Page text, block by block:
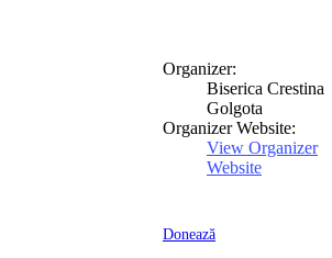
Organizer:
Biserica Crestina
Golgota
Organizer Website:
View Organizer
Website
Donează